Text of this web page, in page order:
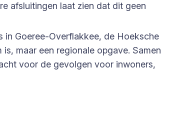
afsluitingen laat zien dat dit geen
in Goeree-Overflakkee, de Hoeksche
maar een regionale opgave. Samen
voor de gevolgen voor inwoners,